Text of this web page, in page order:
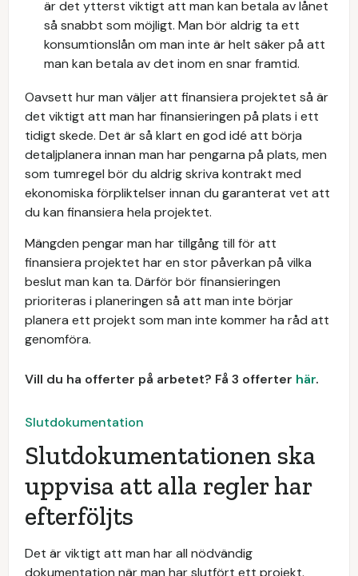
är det ytterst viktigt att man kan betala av lånet
så snabbt som möjligt. Man bör aldrig ta ett
konsumtionslån om man inte är helt säker på att
man kan betala av det inom en snar framtid.
Oavsett hur man väljer att finansiera projektet så är
det viktigt att man har finansieringen på plats i ett
tidigt skede. Det är så klart en god idé att börja
detaljplanera innan man har pengarna på plats, men
som tumregel bör du aldrig skriva kontrakt med
ekonomiska förpliktelser innan du garanterat vet att
du kan finansiera hela projektet.
Mängden pengar man har tillgång till för att
finansiera projektet har en stor påverkan på vilka
beslut man kan ta. Därför bör finansieringen
prioriteras i planeringen så att man inte börjar
planera ett projekt som man inte kommer ha råd att
genomföra.
Vill du ha offerter på arbetet? Få 3 offerter här.
Slutdokumentation
Slutdokumentationen ska
uppvisa att alla regler har
efterföljts
Det är viktigt att man har all nödvändig
dokumentation när man har slutfört ett projekt.